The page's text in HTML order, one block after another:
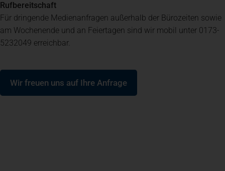
Spenden + Helfen
Spenden+ Helfen
Rufbereitschaft
Für dringende Medienanfragen außerhalb der Bürozeiten sowie
am Wochenende und an Feiertagen sind wir mobil unter 0173-
5232049 erreichbar.
Wir freuen uns auf Ihre Anfrage
(öffnet in einem neuen Tab)